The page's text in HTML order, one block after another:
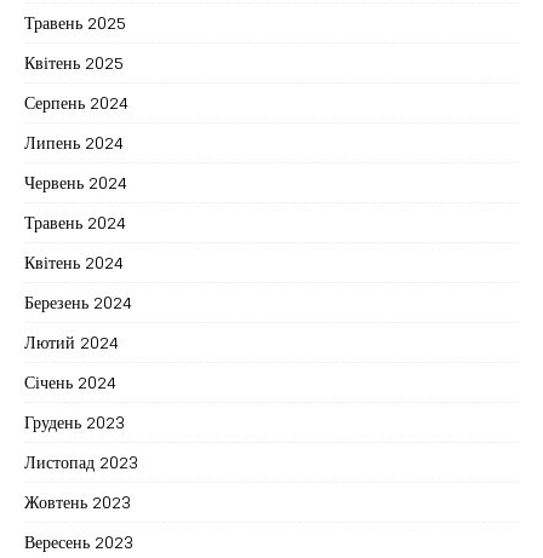
Травень 2025
Квітень 2025
Серпень 2024
Липень 2024
Червень 2024
Травень 2024
Квітень 2024
Березень 2024
Лютий 2024
Січень 2024
Грудень 2023
Листопад 2023
Жовтень 2023
Вересень 2023